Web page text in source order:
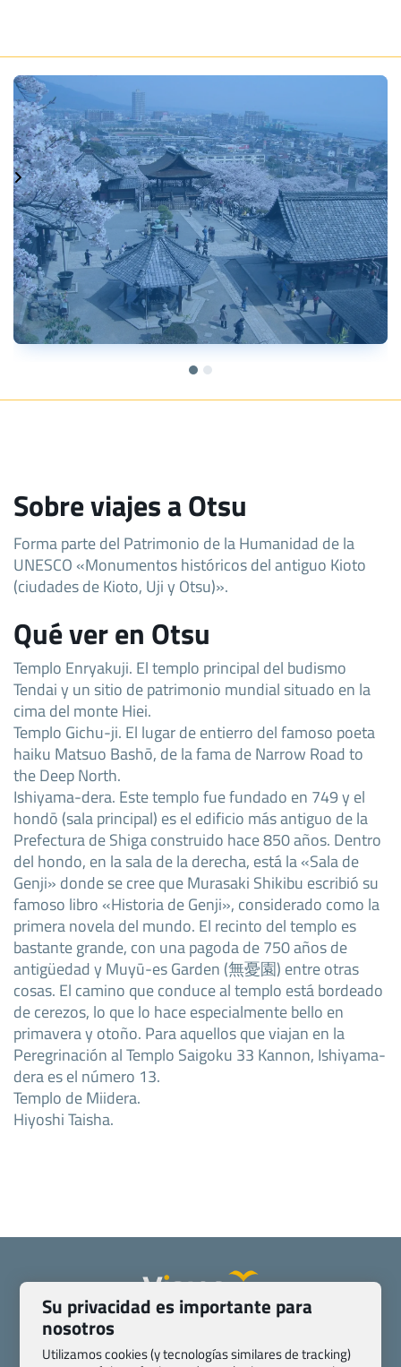
Sobre viajes a Otsu
Forma parte del Patrimonio de la Humanidad de la
UNESCO «Monumentos históricos del antiguo Kioto
(ciudades de Kioto, Uji y Otsu)».
Qué ver en Otsu
Templo Enryakuji. El templo principal del budismo
Tendai y un sitio de patrimonio mundial situado en la
cima del monte Hiei.
Templo Gichu-ji. El lugar de entierro del famoso poeta
haiku Matsuo Bashō, de la fama de Narrow Road to
the Deep North.
Ishiyama-dera. Este templo fue fundado en 749 y el
hondō (sala principal) es el edificio más antiguo de la
Prefectura de Shiga construido hace 850 años. Dentro
del hondo, en la sala de la derecha, está la «Sala de
Genji» donde se cree que Murasaki Shikibu escribió su
famoso libro «Historia de Genji», considerado como la
primera novela del mundo. El recinto del templo es
bastante grande, con una pagoda de 750 años de
antigüedad y Muyū-es Garden (無憂園) entre otras
cosas. El camino que conduce al templo está bordeado
de cerezos, lo que lo hace especialmente bello en
primavera y otoño. Para aquellos que viajan en la
Peregrinación al Templo Saigoku 33 Kannon, Ishiyama-
dera es el número 13.
Templo de Miidera.
Hiyoshi Taisha.
Pasaporte, Visado, Salud y otras disposiciones específicas
Su privacidad es importante para
nosotros
Utilizamos cookies (y tecnologías similares de tracking)